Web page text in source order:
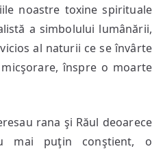
noastre toxine spirituale
a simbolului lumânării,
al naturii ce se învârte
înspre o moarte
rana şi Răul deoarece
mai puţin conştient, o